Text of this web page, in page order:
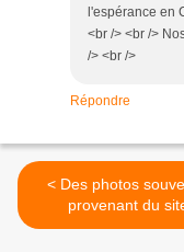
l'espérance en
<br /> <br />
/> <br />
Répondre
< Des photos souvenirs
provenant du
Stanleyville.be